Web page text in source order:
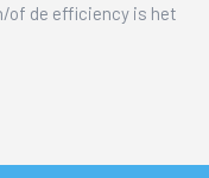
of de efficiency is het